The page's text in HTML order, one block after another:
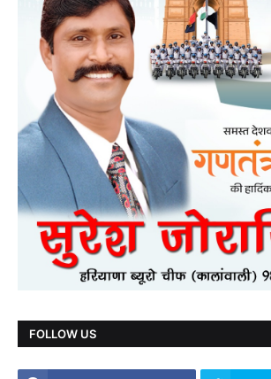
FOLLOW US